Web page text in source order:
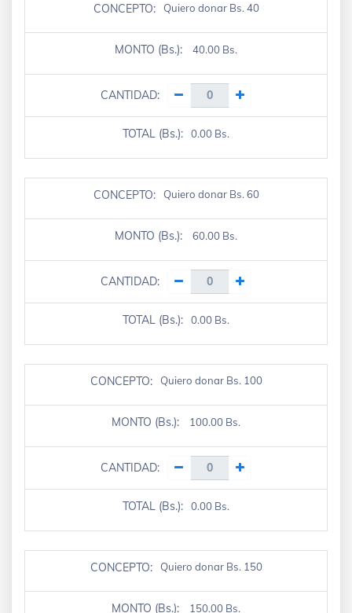
CONCEPTO: Quiero donar Bs. 40
MONTO (Bs.): 40.00 Bs.
CANTIDAD:
TOTAL (Bs.): 0.00 Bs.
CONCEPTO: Quiero donar Bs. 60
MONTO (Bs.): 60.00 Bs.
CANTIDAD:
TOTAL (Bs.): 0.00 Bs.
CONCEPTO: Quiero donar Bs. 100
MONTO (Bs.): 100.00 Bs.
CANTIDAD:
TOTAL (Bs.): 0.00 Bs.
CONCEPTO: Quiero donar Bs. 150
MONTO (Bs.): 150.00 Bs.